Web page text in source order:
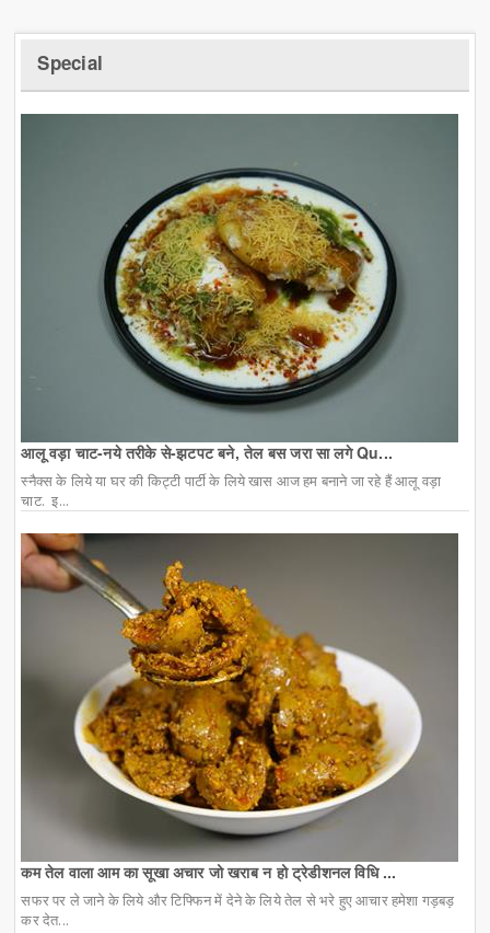
Special
आलू वड़ा चाट-नये तरीके से-झटपट बने, तेल बस जरा सा लगे Qu...
स्नैक्स के लिये या घर की किट्टी पार्टी के लिये खास आज हम बनाने जा रहे हैं आलू वड़ा
चाट. इ...
कम तेल वाला आम का सूखा अचार जो खराब न हो ट्रेडीशनल विधि ...
सफर पर ले जाने के लिये और टिफ्फिन में देने के लिये तेल से भरे हुए आचार हमेशा गड़बड़
कर देत...